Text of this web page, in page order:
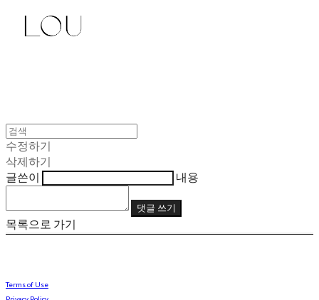
수정하기
삭제하기
글쓴이
내용
댓글 쓰기
목록으로 가기
Terms of Use